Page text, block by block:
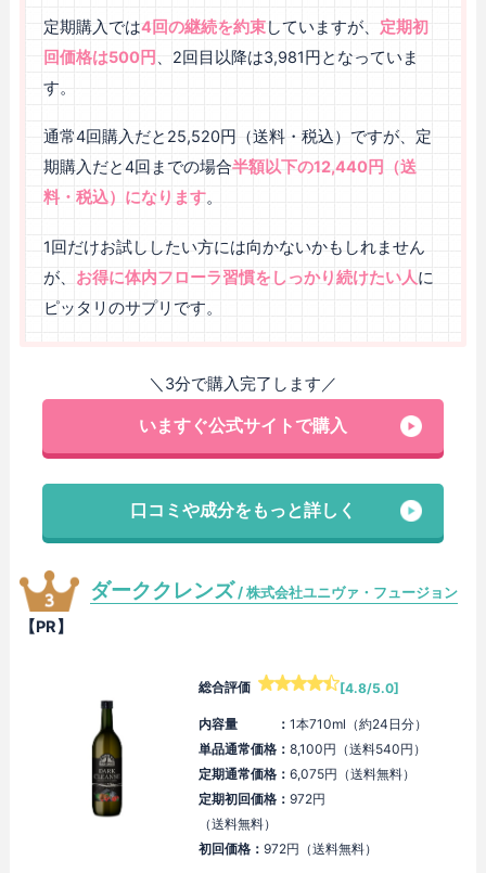
定期購入では4回の継続を約束していますが、 定期初
回価格は500円 、2回目以降は3,981円となっていま
す。
通常4回購入だと25,520円（送料・税込）ですが、定
期購入だと4回までの場合半額以下の12,440円（送
料・税込）になります。
1回だけお試ししたい方には向かないかもしれません
が、 お得に体内フローラ習慣をしっかり続けたい人に
ピッタリのサプリです。
＼3分で購入完了します／
いますぐ公式サイトで購入
口コミや成分をもっと詳しく
ダーククレンズ / 株式会社ユニヴァ・フュージョン
【PR】
総合評価 [4.8/5.0]
内容量 ： 1本710ml（約24日分）
単品通常価格： 8,100円（送料540円）
定期通常価格： 6,075円（送料無料）
定期初回価格： 972円
（送料無料）
初回価格： 972円（送料無料）